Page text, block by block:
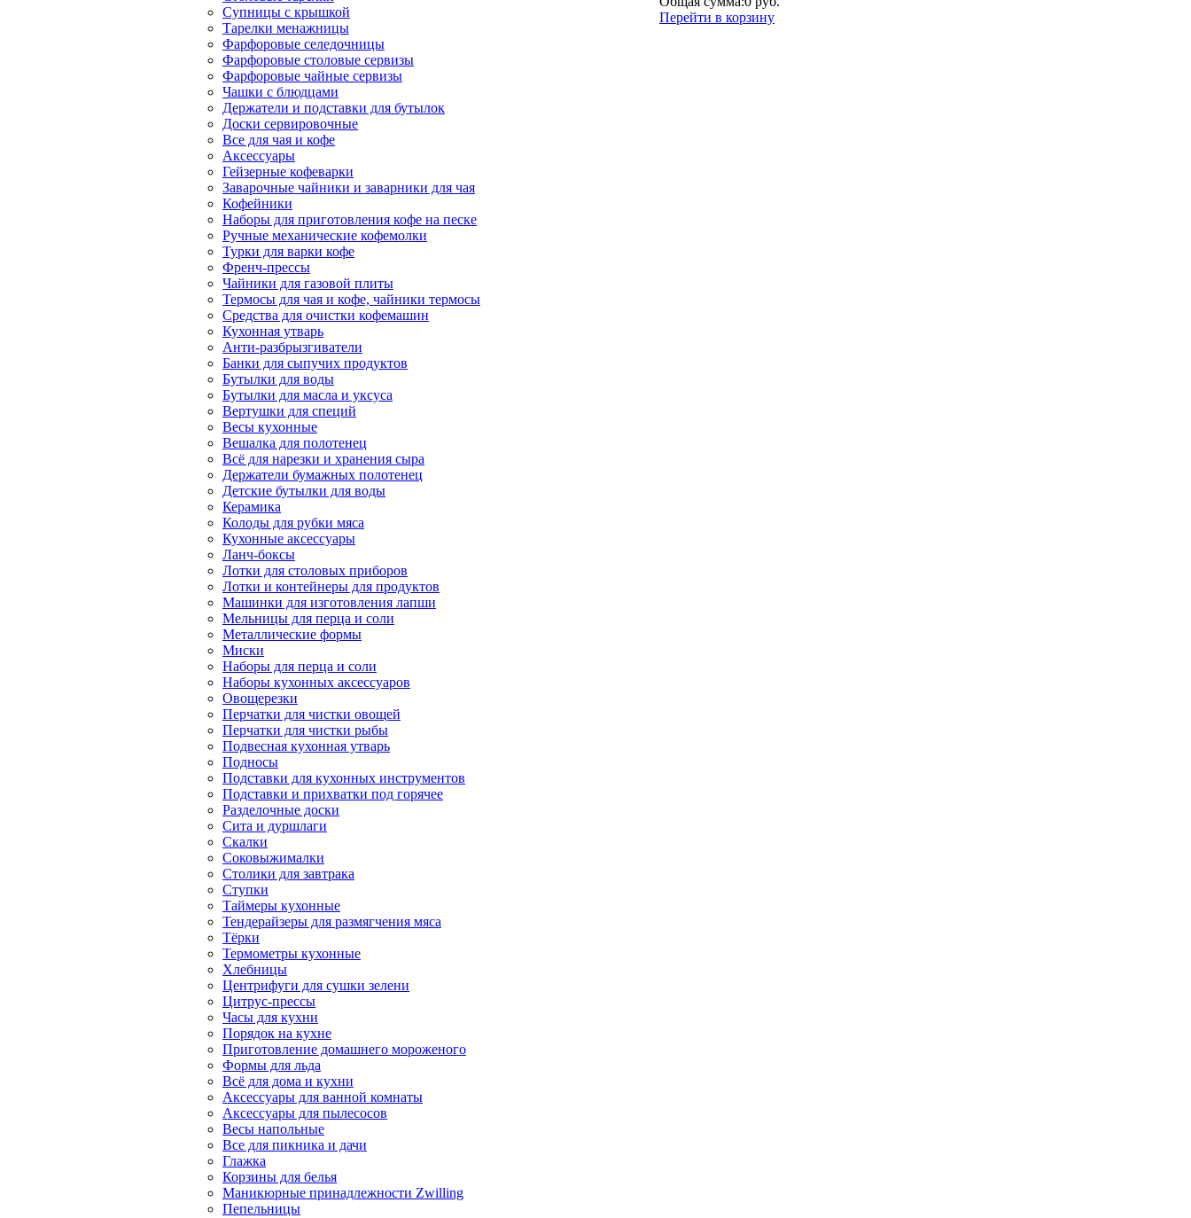
Супницы с крышкой
Тарелки менажницы
Фарфоровые селедочницы
Фарфоровые столовые сервизы
Фарфоровые чайные сервизы
Чашки с блюдцами
Держатели и подставки для бутылок
Доски сервировочные
Все для чая и кофе
Аксессуары
Гейзерные кофеварки
Заварочные чайники и заварники для чая
Кофейники
Наборы для приготовления кофе на песке
Ручные механические кофемолки
Турки для варки кофе
Френч-прессы
Чайники для газовой плиты
Термосы для чая и кофе, чайники термосы
Средства для очистки кофемашин
Кухонная утварь
Анти-разбрызгиватели
Банки для сыпучих продуктов
Бутылки для воды
Бутылки для масла и уксуса
Вертушки для специй
Весы кухонные
Вешалка для полотенец
Всё для нарезки и хранения сыра
Держатели бумажных полотенец
Детские бутылки для воды
Керамика
Колоды для рубки мяса
Кухонные аксессуары
Ланч-боксы
Лотки для столовых приборов
Лотки и контейнеры для продуктов
Машинки для изготовления лапши
Мельницы для перца и соли
Металлические формы
Миски
Наборы для перца и соли
Наборы кухонных аксессуаров
Овощерезки
Перчатки для чистки овощей
Перчатки для чистки рыбы
Подвесная кухонная утварь
Подносы
Подставки для кухонных инструментов
Подставки и прихватки под горячее
Разделочные доски
Сита и дуршлаги
Скалки
Соковыжималки
Столики для завтрака
Ступки
Таймеры кухонные
Тендерайзеры для размягчения мяса
Тёрки
Термометры кухонные
Хлебницы
Центрифуги для сушки зелени
Цитрус-прессы
Часы для кухни
Порядок на кухне
Приготовление домашнего мороженого
Формы для льда
Всё для дома и кухни
Аксессуары для ванной комнаты
Аксессуары для пылесосов
Весы напольные
Все для пикника и дачи
Глажка
Корзины для белья
Маникюрные принадлежности Zwilling
Пепельницы
Перейти в корзину